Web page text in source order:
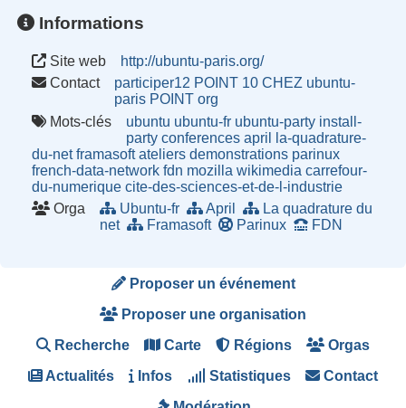
Informations
Site web
http://ubuntu-paris.org/
Contact
participer12 POINT 10 CHEZ ubuntu-
paris POINT org
Mots-clés
ubuntu ubuntu-fr ubuntu-party install-
party conferences april
la-quadrature-
du-net framasoft ateliers demonstrations parinux
french-data-network fdn mozilla wikimedia carrefour-
du-numerique cite-des-sciences-et-de-l-industrie
Orga
Ubuntu-fr April
La quadrature du
net
Framasoft Parinux FDN
Proposer un événement
Proposer une organisation
Recherche Carte Régions Orgas
Actualités Infos Statistiques Contact